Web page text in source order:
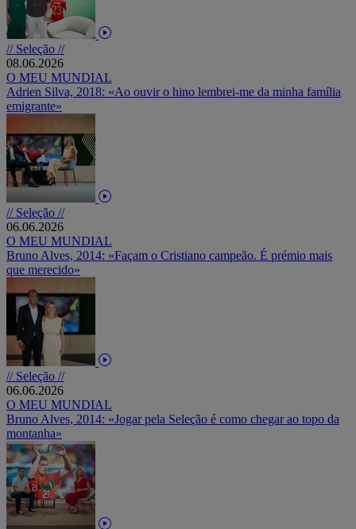
// Seleção //
08.06.2026
O MEU MUNDIAL
Adrien Silva, 2018: «Ao ouvir o hino lembrei-me da minha família
emigrante»
// Seleção //
06.06.2026
O MEU MUNDIAL
Bruno Alves, 2014: «Façam o Cristiano campeão. É prémio mais
que merecido»
// Seleção //
06.06.2026
O MEU MUNDIAL
Bruno Alves, 2014: «Jogar pela Seleção é como chegar ao topo da
montanha»